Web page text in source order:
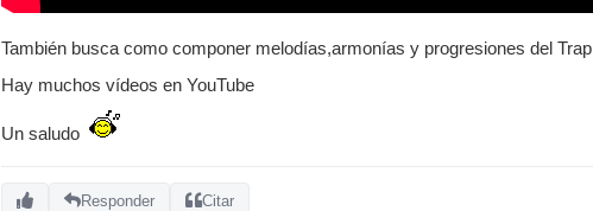
También busca como componer melodías,armonías y progresiones del Trap
Hay muchos vídeos en YouTube
Un saludo
Responder Citar